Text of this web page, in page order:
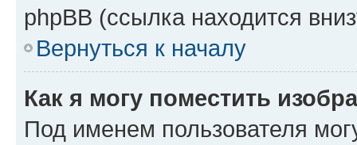
phpBB (ссылка находится
Вернуться к началу
Как я могу поместить
Под именем пользователя